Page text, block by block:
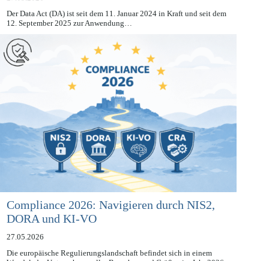
27.05.2026
Der Data Act (DA) ist seit dem 11. Januar 2024 in Kraft und seit dem
12. September 2025 zur Anwendung…
Compliance 2026: Navigieren durch NIS2,
DORA und KI-VO
27.05.2026